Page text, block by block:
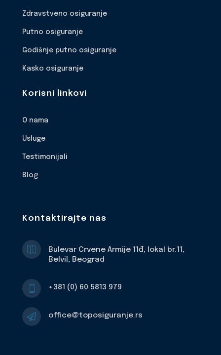
Zdravstveno osiguranje
Putno osiguranje
Godišnje putno osiguranje
Kasko osiguranje
Korisni linkovi
O nama
Usluge
Testimonijali
Blog
Kontaktirajte nas

Bulevar Crvene Armije 11đ, lokal br.11,
Belvil, Beograd
 +381 (0) 60 5813 979
 office@toposiguranje.rs